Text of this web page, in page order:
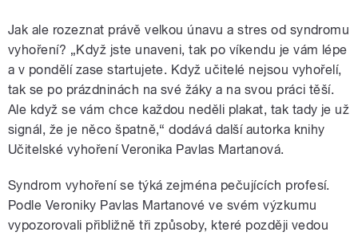
Jak ale rozeznat právě velkou únavu a stres od syndromu
vyhoření? „Když jste unaveni, tak po víkendu je vám lépe
a v pondělí zase startujete. Když učitelé nejsou vyhořelí,
tak se po prázdninách na své žáky a na svou práci těší.
Ale když se vám chce každou neděli plakat, tak tady je už
signál, že je něco špatně,“ dodává další autorka knihy
Učitelské vyhoření Veronika Pavlas Martanová.
Syndrom vyhoření se týká zejména pečujících profesí.
Podle Veroniky Pavlas Martanové ve svém výzkumu
vypozorovali přibližně tři způsoby, které později vedou